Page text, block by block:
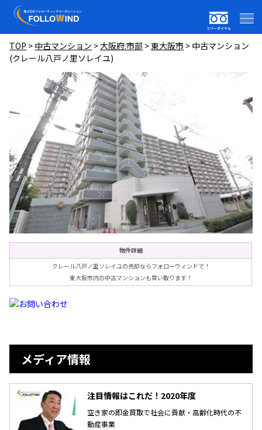
フリーダイヤル
TOP > 中古マンション >大阪府:市部 >東大阪市 > 中古マンション
(クレール八戸ノ里ソレイユ)
物件詳細
クレール八戸ノ里ソレイユの売却ならフォローウィンドで！
東大阪市内の中古マンションも買い取ります！
メディア情報
注目情報はこれだ！2020年度
空き家の即金買取で社会に貢献・高齢化時代の不
動産事業